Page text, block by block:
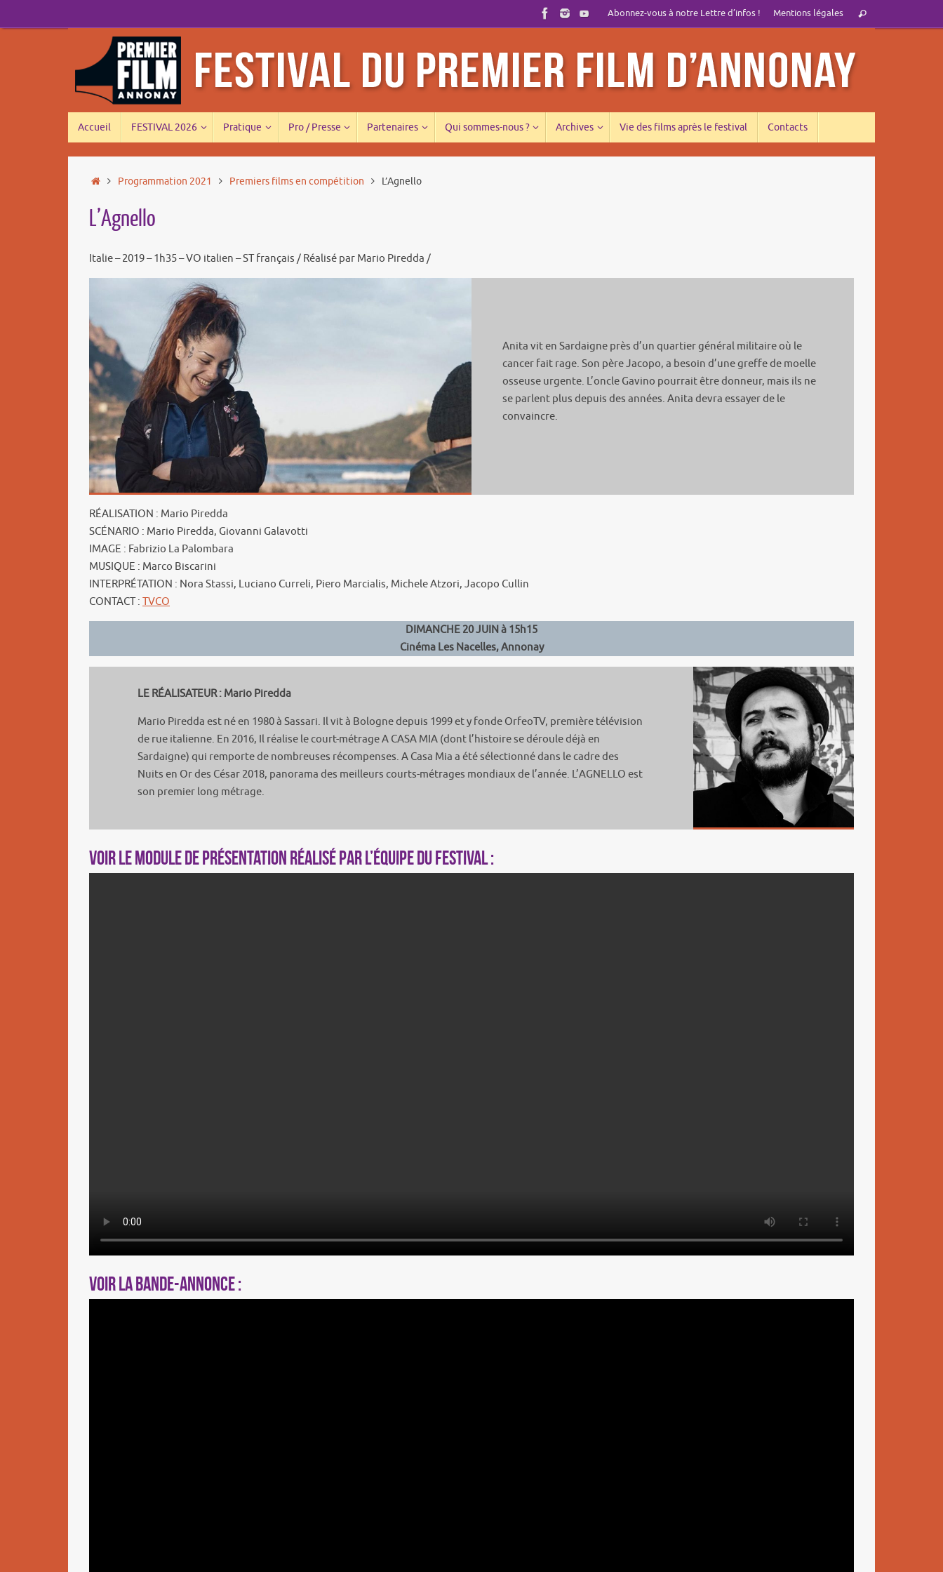
au
Abonnez-vous à notre Lettre d’infos ! Mentions légales
pour
Rechercher
Accueil FESTIVAL 2026 Pratique Pro / Presse Partenaires Qui sommes-nous ? Archives Vie des films après le festival Contacts
Accueil
Programmation 2021 Premiers films en compétition L’Agnello
L’Agnello
Italie – 2019 – 1h35 – VO italien – ST français / Réalisé par Mario Piredda /
Anita vit en Sardaigne près d’un quartier général militaire où le
cancer fait rage. Son père Jacopo, a besoin d’une greffe de moelle
osseuse urgente. L’oncle Gavino pourrait être donneur, mais ils ne
se parlent plus depuis des années. Anita devra essayer de le
convaincre.
RÉALISATION : Mario Piredda
SCÉNARIO : Mario Piredda, Giovanni Galavotti
IMAGE : Fabrizio La Palombara
MUSIQUE : Marco Biscarini
INTERPRÉTATION : Nora Stassi, Luciano Curreli, Piero Marcialis, Michele Atzori, Jacopo Cullin
CONTACT : TVCO
DIMANCHE 20 JUIN à 15h15
Cinéma Les Nacelles, Annonay
LE RÉALISATEUR : Mario Piredda
Mario Piredda est né en 1980 à Sassari. Il vit à Bologne depuis 1999 et y fonde OrfeoTV, première télévision
de rue italienne. En 2016, Il réalise le court-métrage A CASA MIA (dont l’histoire se déroule déjà en
Sardaigne) qui remporte de nombreuses récompenses. A Casa Mia a été sélectionné dans le cadre des
Nuits en Or des César 2018, panorama des meilleurs courts-métrages mondiaux de l’année. L’AGNELLO est
son premier long métrage.
Voir le module de présentation réalisé par l’équipe du festival :
Voir la bande-annonce :